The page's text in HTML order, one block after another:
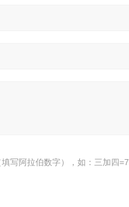
写阿拉伯数字），如：三加四=7